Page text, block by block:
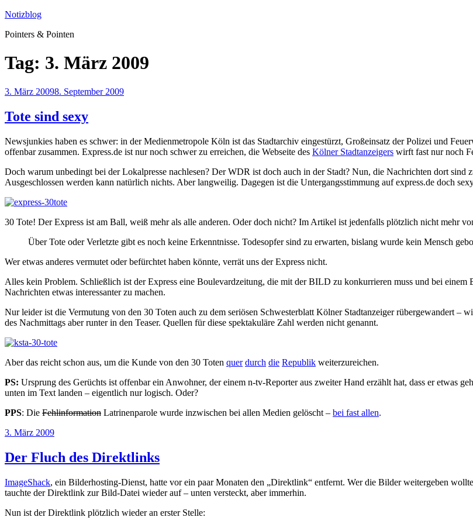
Zum
springen
Notizblog
Pointers & Pointen
Tag: 3. März 2009
Veröffentlicht
3. März 20098. September 2009
Tote sind sexy
Newsjunkies haben es schwer: in der Medienmetropole Köln ist das Stadtarchiv eingestürzt, Großeinsatz der Polizei und
offenbar zusammen. Express.de ist nur noch schwer zu erreichen, die Webseite des Kölner Stadtanzeigers wirft fast nur noch
Doch warum unbedingt bei der Lokalpresse nachlesen? Der WDR ist doch auch in der Stadt? Nun, die Nachrichten dort
Ausgeschlossen werden kann natürlich nichts. Aber langweilig. Dagegen ist die Untergangsstimmung auf express.de doch
30 Tote! Der Express ist am Ball, weiß mehr als alle anderen. Oder doch nicht? Im Artikel ist jedenfalls plötzlich nicht mehr
Über Tote oder Verletzte gibt es noch keine Erkenntnisse. Todesopfer sind zu erwarten, bislang wurde kein Mensch
Wer etwas anderes vermutet oder befürchtet haben könnte, verrät uns der Express nicht.
Alles kein Problem. Schließlich ist der Express eine Boulevardzeitung, die mit der BILD zu konkurrieren muss und bei
Nachrichten etwas interessanter zu machen.
Nur leider ist die Vermutung von den 30 Toten auch zu dem seriösen Schwesterblatt Kölner Stadtanzeiger rübergewandert
des Nachmittags aber runter in den Teaser. Quellen für diese spektakuläre Zahl werden nicht genannt.
Aber das reicht schon aus, um die Kunde von den 30 Toten quer durch die Republik weiterzureichen.
PS: Ursprung des Gerüchts ist offenbar ein Anwohner, der einem n-tv-Reporter aus zweiter Hand erzählt hat, dass er etwas
unten im Text landen – eigentlich nur logisch. Oder?
PPS: Die Fehlinformation Latrinenparole wurde inzwischen bei allen Medien gelöscht – bei fast allen.
Veröffentlicht
3. März 2009
Der Fluch des Direktlinks
ImageShack, ein Bilderhosting-Dienst, hatte vor ein paar Monaten den „Direktlink“ entfernt. Wer die Bilder weitergeben
tauchte der Direktlink zur Bild-Datei wieder auf – unten versteckt, aber immerhin.
Nun ist der Direktlink plötzlich wieder an erster Stelle: